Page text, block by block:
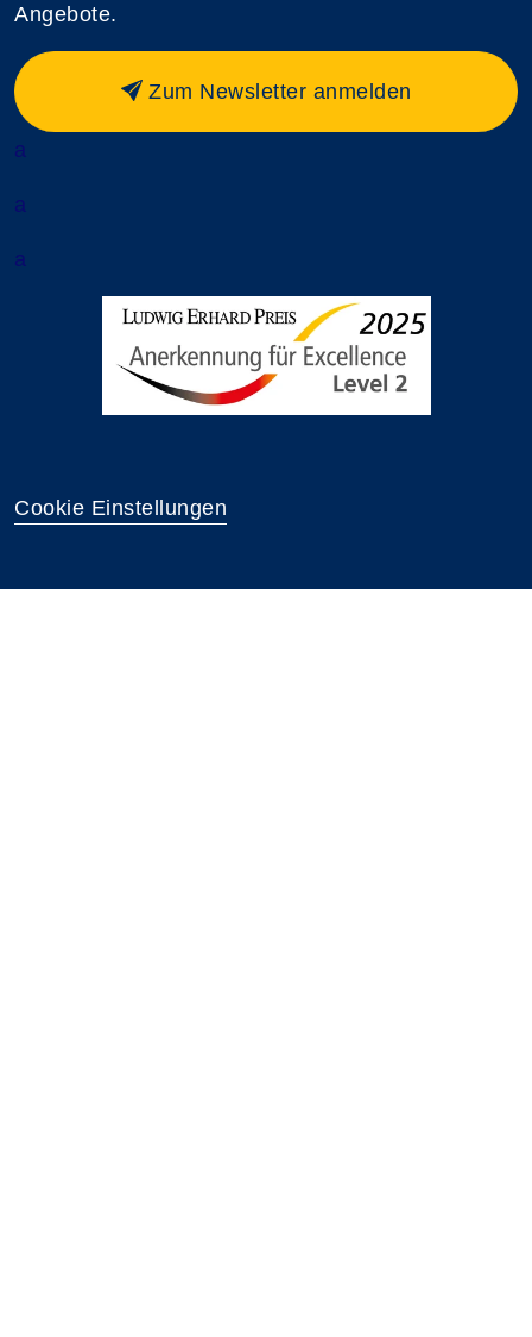
Angebote.
Zum Newsletter anmelden
a
a
a
Cookie Einstellungen